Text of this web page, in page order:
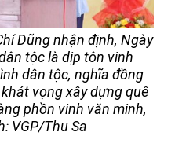
Dũng nhận định, Ngày
tộc là dịp tôn vinh
dân tộc, nghĩa đồng
vọng xây dựng quê
phồn vinh văn minh,
VGP/Thu Sa